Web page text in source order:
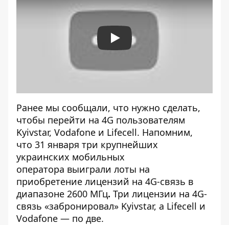
Play
Ранее мы сообщали, что нужно сделать,
чтобы перейти на 4G пользователям
Kyivstar, Vodafone и Lifecell. Напомним,
что 31 января три крупнейших
украинских мобильных
оператора выиграли лоты на
приобретение лицензий на 4G-связь в
диапазоне 2600 МГц. Три лицензии на 4G-
связь «забронировал» Kyivstar, а Lifecell и
Vodafone — по две.